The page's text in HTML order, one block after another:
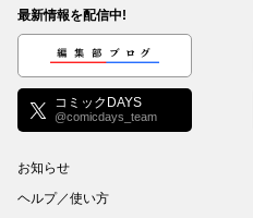
最新情報を配信中!
編集部ブログ
コミックDAYS
@comicdays_team
お知らせ
ヘルプ／使い方